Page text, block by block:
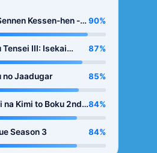
Kessen-hen -
90%
Tensei III: Isekai
Dasu
87%
no Jaadugar 85%
na Kimi to Boku 2nd
84%
Season 3 84%